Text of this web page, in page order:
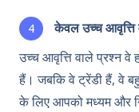
केवल उच्च आवृत्ति
उच्च आवृत्ति वाले प्रश्न वे
हैं। जबकि वे ट्रेंडी हैं, वे
के लिए आपको मध्यम और